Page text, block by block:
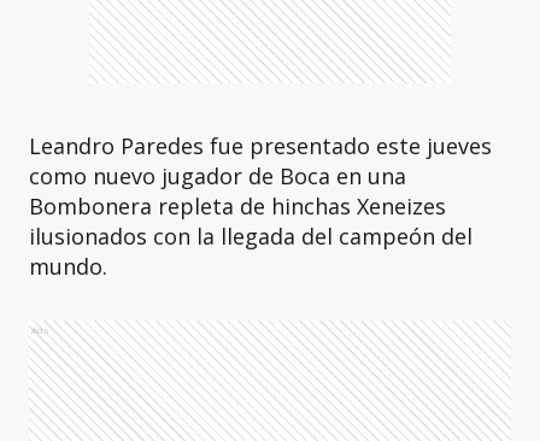
Leandro Paredes fue presentado este jueves
como nuevo jugador de Boca en una
Bombonera repleta de hinchas Xeneizes
ilusionados con la llegada del campeón del
mundo.
Ads